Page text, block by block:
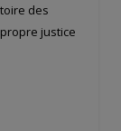
des
justice